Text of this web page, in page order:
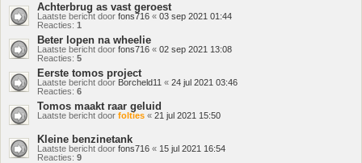
Achterbrug as vast geroest
Laatste bericht door fons716 « 03 sep 2021 01:44
Reacties: 1
Beter lopen na wheelie
Laatste bericht door fons716 « 02 sep 2021 13:08
Reacties: 5
Eerste tomos project
Laatste bericht door Borcheld11 « 24 jul 2021 03:46
Reacties: 6
Tomos maakt raar geluid
Laatste bericht door folties « 21 jul 2021 15:50
Kleine benzinetank
Laatste bericht door fons716 « 15 jul 2021 16:54
Reacties: 9